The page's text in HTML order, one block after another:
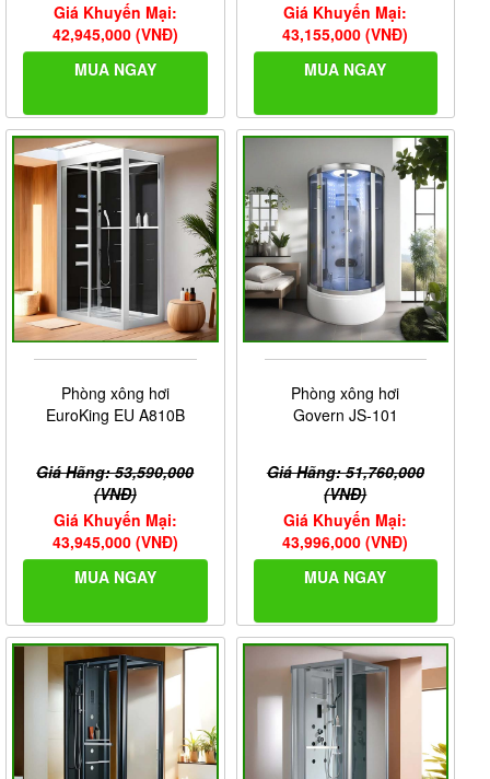
Giá Khuyến Mại:
42,945,000 (VNĐ)
MUA NGAY
Giá Khuyến Mại:
43,155,000 (VNĐ)
MUA NGAY
Phòng xông hơi
EuroKing EU A810B
Giá Hãng: 53,590,000
(VNĐ)
Giá Khuyến Mại:
43,945,000 (VNĐ)
MUA NGAY
Phòng xông hơi
Govern JS-101
Giá Hãng: 51,760,000
(VNĐ)
Giá Khuyến Mại:
43,996,000 (VNĐ)
MUA NGAY